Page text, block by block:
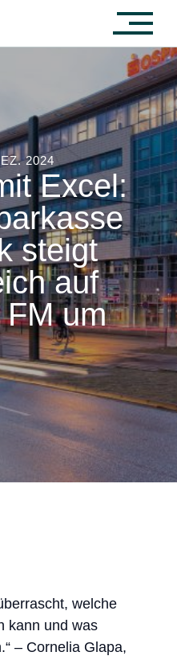
2024
Excel:
steigt
auf
FM um
welche
kann und was
– Cornelia Glapa,